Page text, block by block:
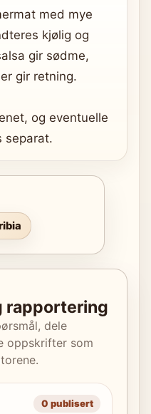
med mye
kjølig og
gir sødme,
gir retning.
og eventuelle
separat.
rapportering
dele
oppskrifter som
0 publisert